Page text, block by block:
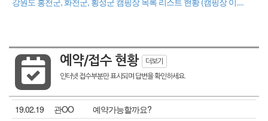
 예약/접수 현황 더보기
인터넷 접수부분만 표시되며 답변을 확인하세요.
19.02.19 관OO
예약가능할까요?